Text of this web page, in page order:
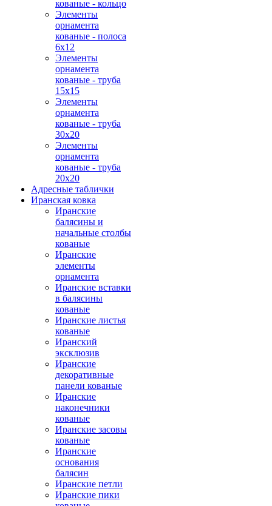
кованые - кольцо
Элементы
орнамента
кованые - полоса
6х12
Элементы
орнамента
кованые - труба
15х15
Элементы
орнамента
кованые - труба
30х20
Элементы
орнамента
кованые - труба
20х20
Адресные таблички
Иранская ковка
Иранские
балясины и
начальные столбы
кованые
Иранские
элементы
орнамента
Иранские вставки
в балясины
кованые
Иранские листья
кованые
Иранский
эксклюзив
Иранские
декоративные
панели кованые
Иранские
наконечники
кованые
Иранские засовы
кованые
Иранские
основания
балясин
Иранские петли
Иранские пики